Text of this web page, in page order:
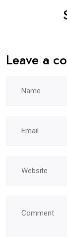
Leave a